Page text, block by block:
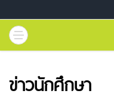
ข่าวนักศึกษา